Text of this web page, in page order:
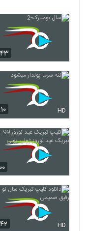
HD
HD